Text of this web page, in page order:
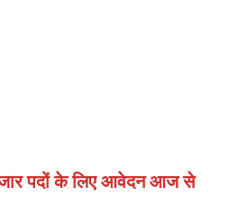
पदों के लिए आवेदन आज से